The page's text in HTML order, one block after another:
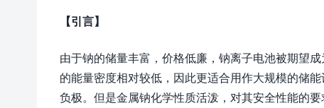
【引言】
由于钠的储量丰富，价格低廉，钠离子电池被期望
的能量密度相对较低，因此更适合用作大规模的储
负极。但是金属钠化学性质活泼，对其安全性能的